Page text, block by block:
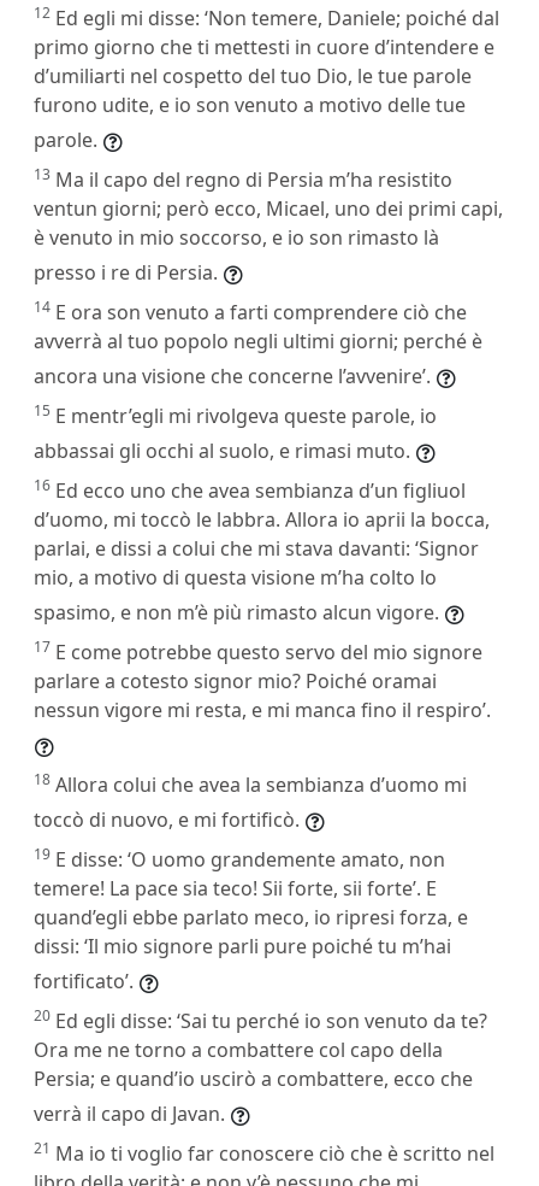
12 Ed egli mi disse: ‘Non temere, Daniele; poiché dal
primo giorno che ti mettesti in cuore d’intendere e
d’umiliarti nel cospetto del tuo Dio, le tue parole
furono udite, e io son venuto a motivo delle tue
parole.
13 Ma il capo del regno di Persia m’ha resistito
ventun giorni; però ecco, Micael, uno dei primi capi,
è venuto in mio soccorso, e io son rimasto là
presso i re di Persia.
14 E ora son venuto a farti comprendere ciò che
avverrà al tuo popolo negli ultimi giorni; perché è
ancora una visione che concerne l’avvenire’.
15 E mentr’egli mi rivolgeva queste parole, io
abbassai gli occhi al suolo, e rimasi muto.
16 Ed ecco uno che avea sembianza d’un figliuol
d’uomo, mi toccò le labbra. Allora io aprii la bocca,
parlai, e dissi a colui che mi stava davanti: ‘Signor
mio, a motivo di questa visione m’ha colto lo
spasimo, e non m’è più rimasto alcun vigore.
17 E come potrebbe questo servo del mio signore
parlare a cotesto signor mio? Poiché oramai
nessun vigore mi resta, e mi manca fino il respiro’.
18 Allora colui che avea la sembianza d’uomo mi
toccò di nuovo, e mi fortificò.
19 E disse: ‘O uomo grandemente amato, non
temere! La pace sia teco! Sii forte, sii forte’. E
quand’egli ebbe parlato meco, io ripresi forza, e
dissi: ‘Il mio signore parli pure poiché tu m’hai
fortificato’.
20 Ed egli disse: ‘Sai tu perché io son venuto da te?
Ora me ne torno a combattere col capo della
Persia; e quand’io uscirò a combattere, ecco che
verrà il capo di Javan.
21 Ma io ti voglio far conoscere ciò che è scritto nel